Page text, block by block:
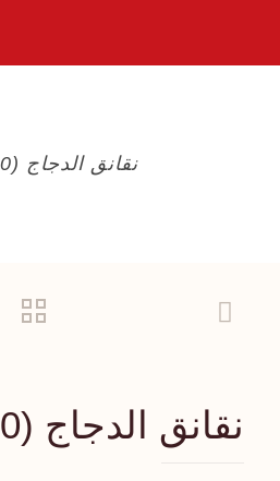
نقانق الدجاج (20 قطع)
نقانق الدجاج (20 قطع)